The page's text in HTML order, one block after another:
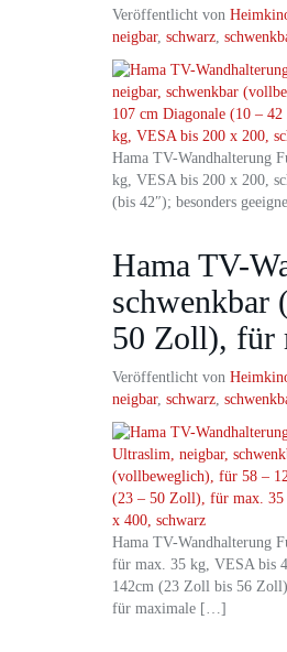
Veröffentlicht von
neigbar, schwarz,
Hama TV-Wandhalterung
kg, VESA bis 200 x 200,
(bis 42″); besonders
Hama TV-
schwenkbar
50 Zoll), für
Veröffentlicht von
neigbar, schwarz,
Hama TV-Wandhalterung
für max. 35 kg, VESA bis
142cm (23 Zoll bis 56
für maximale […]